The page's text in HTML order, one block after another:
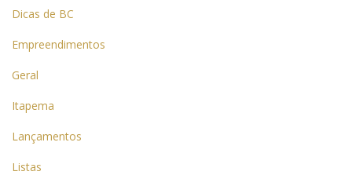
Dicas de BC
Empreendimentos
Geral
Itapema
Lançamentos
Listas